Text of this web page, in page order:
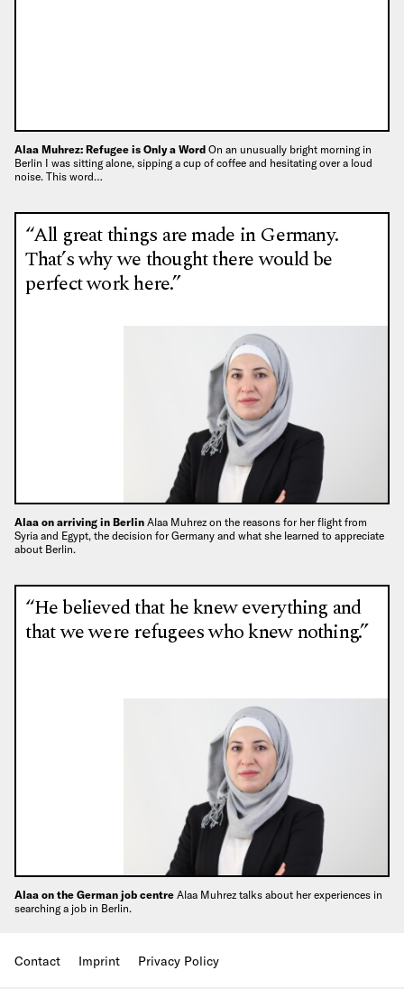
Alaa Muhrez: Refugee is Only a Word On an unusually bright morning in
Berlin I was sitting alone, sipping a cup of coffee and hesitating over a loud
noise. This word…
“All great things are made in Germany.
That’s why we thought there would be
perfect work here.”
Alaa on arriving in Berlin Alaa Muhrez on the reasons for her flight from
Syria and Egypt, the decision for Germany and what she learned to appreciate
about Berlin.
“He believed that he knew everything and
that we were refugees who knew nothing.”
Alaa on the German job centre Alaa Muhrez talks about her experiences in
searching a job in Berlin.
Contact Imprint Privacy Policy